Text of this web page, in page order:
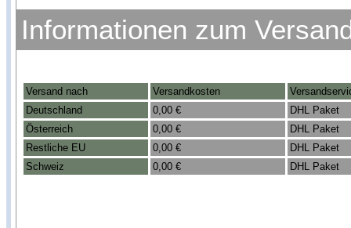
Informationen zum
Versand nach Versandkosten
Deutschland
0,00 €
DHL Paket
Österreich
0,00 €
DHL Paket
Restliche EU
0,00 €
DHL Paket
Schweiz
0,00 € DHL Paket